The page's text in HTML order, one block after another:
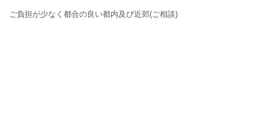
ご負担が少なく都合の良い都内及び近郊(ご相談)